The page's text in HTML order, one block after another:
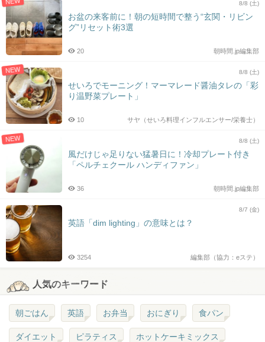
8/8 (土)
お盆の来客前に！朝の短時間で整う“玄関・リビン
グ”リセット術3選
朝時間.jp編集部
20
NEW 8/8 (土)
せいろでモーニング！マーマレード醤油タレの「彩
り温野菜プレート」
サヤ（せいろ料理インフルエンサー/栄養士）
10
NEW 8/8 (土)
風だけじゃ足りない猛暑日に！冷却プレート付き
「ペルチェクール ハンディファン」
朝時間.jp編集部
36
8/7 (金)
英語「dim lighting」の意味とは？
編集部（協力：eステ）
3254
人気のキーワード
朝ごはん 英語 お弁当 おにぎり 食パン
ダイエット ピラティス ホットケーキミックス